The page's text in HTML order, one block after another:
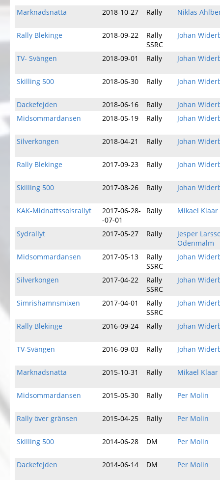
Marknadsnatta 2018-10-27 Rally Niklas
Rally Blekinge 2018-09-22
Rally
SSRC
Johan
TV- Svängen 2018-09-01 Rally Johan
Skilling 500 2018-06-30 Rally Johan
Dackefejden 2018-06-16 Rally
Johan
Midsommardansen
2018-05-19 Rally Johan
Silverkongen 2018-04-21 Rally Johan
Rally Blekinge 2017-09-23 Rally Johan
Skilling 500 2017-08-26 Rally Johan
KAK-Midnattssolsrallyt
2017-06-28-
-07-01
Rally Mikael Klaar
Sydrallyt 2017-05-27 Rally
Jesper
Odenmalm
Midsommardansen
2017-05-13
Rally
SSRC
Johan
Silverkongen 2017-04-22
Rally
SSRC
Johan
Simrishamnsmixen 2017-04-01
Rally
SSRC
Johan
Rally Blekinge 2016-09-24 Rally Johan
TV-Svängen 2016-09-03 Rally Johan
Marknadsnatta 2015-10-31 Rally Mikael Klaar
Midsommardansen 2015-05-30 Rally Per Molin
Rally över gränsen 2015-04-25 Rally Per Molin
Skilling 500 2014-06-28 DM Per Molin
Dackefejden 2014-06-14 DM Per Molin